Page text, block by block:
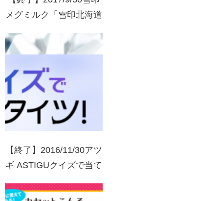
メグミルク「雪印北海道
えて当てよう！人生を彩
【終了】2016/11/30アツ
ギ ASTIGUクイズで当て